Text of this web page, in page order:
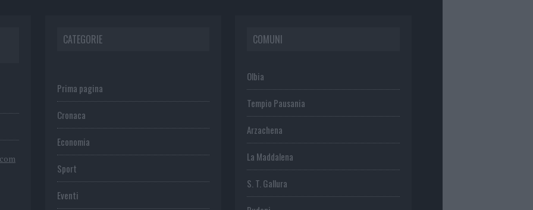
CATEGORIE
Prima pagina
Cronaca
Economia
Sport
Eventi
COMUNI
Olbia
Tempio Pausania
Arzachena
La Maddalena
S. T. Gallura